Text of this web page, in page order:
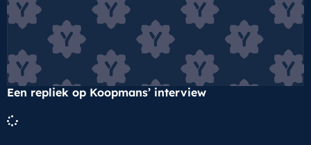
Een repliek op Koopmans’ interview